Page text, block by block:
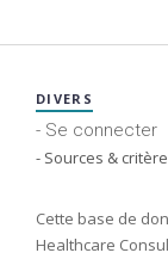
DIVERS
- Se connecter
- Sources &
Cette base de
Healthcare